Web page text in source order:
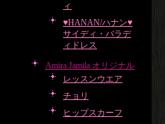
ィ
♥HANAN/ハナン♥
サイディ・バラデ
ィドレス
Amira Jamila オリジナル
レッスンウエア
チョリ
ヒップスカーフ